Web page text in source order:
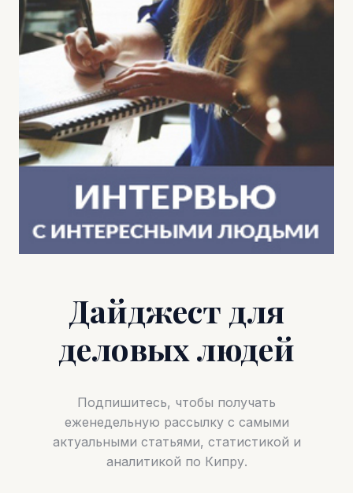
Дайджест для
деловых людей
Подпишитесь, чтобы получать
еженедельную рассылку с самыми
актуальными статьями, статистикой и
аналитикой по Кипру.